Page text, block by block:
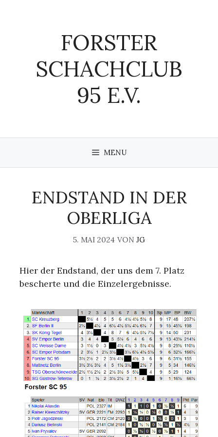
FORSTER
SCHACHCLUB
95 E.V.
MENU
ENDSTAND IN DER
OBERLIGA
5. MAI 2024 VON JG
Hier der Endstand, der uns dem 7. Platz
bescherte und die Einzelergebnisse.